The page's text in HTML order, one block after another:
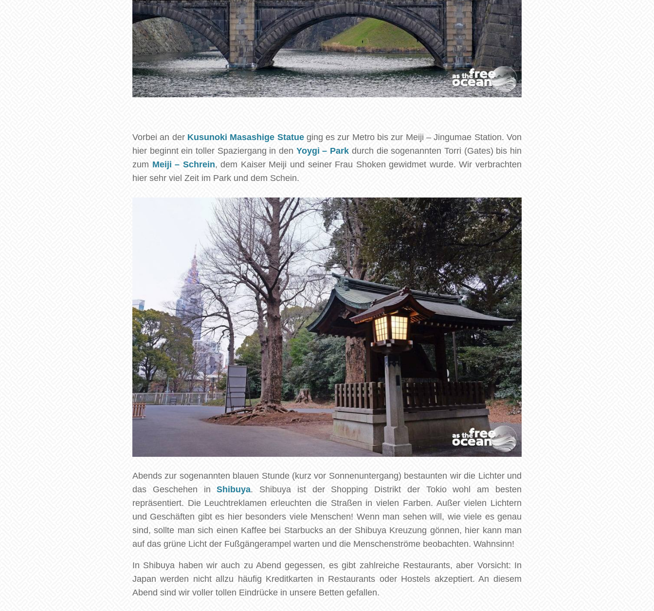
Vorbei an der Kusunoki Masashige Statueging es zur Metro bis zur Meiji – Jingumae Station. Von
hier beginnt ein toller Spaziergang in den Yoygi – Park durch die sogenannten Torri (Gates) bis hin
zum Meiji – Schrein, dem Kaiser Meiji und seiner Frau Shoken gewidmet wurde. Wir verbrachten
hier sehr viel Zeit im Park und dem Schein.
Abends zur sogenannten blauen Stunde (kurz vor Sonnenuntergang) bestaunten wir die Lichter und
das Geschehen inShibuya. Shibuya ist der Shopping Distrikt der Tokio wohl am besten
repräsentiert. Die Leuchtreklamen erleuchten die Straßen in vielen Farben. Außer vielen Lichtern
und Geschäften gibt es hier besonders viele Menschen! Wenn man sehen will, wie viele es genau
sind, sollte man sich einen Kaffee bei Starbucks an der Shibuya Kreuzung gönnen, hier kann man
auf das grüne Licht der Fußgängerampel warten und die Menschenströme beobachten. Wahnsinn!
In Shibuya haben wir auch zu Abend gegessen, es gibt zahlreiche Restaurants, aber Vorsicht: In
Japan werden nicht allzu häufig Kreditkarten in Restaurants oder Hostels akzeptiert. An diesem
Abend sind wir voller tollen Eindrücke in unsere Betten gefallen.